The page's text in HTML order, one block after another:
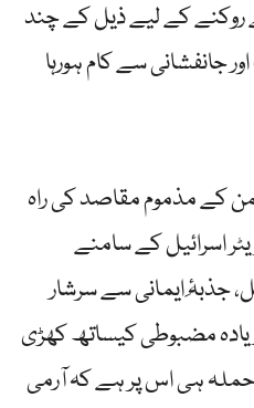
روکنے کے لیے ذیل کے چند
جانفشانی سے کام ہورہا
کے مذموم مقاصد کی راہ
اسرائیل کے سامنے
جذبۂِ ایمانی سے سرشار
مضبوطی کیساتھ کھڑی
ہی اس پر ہے کہ آرمی